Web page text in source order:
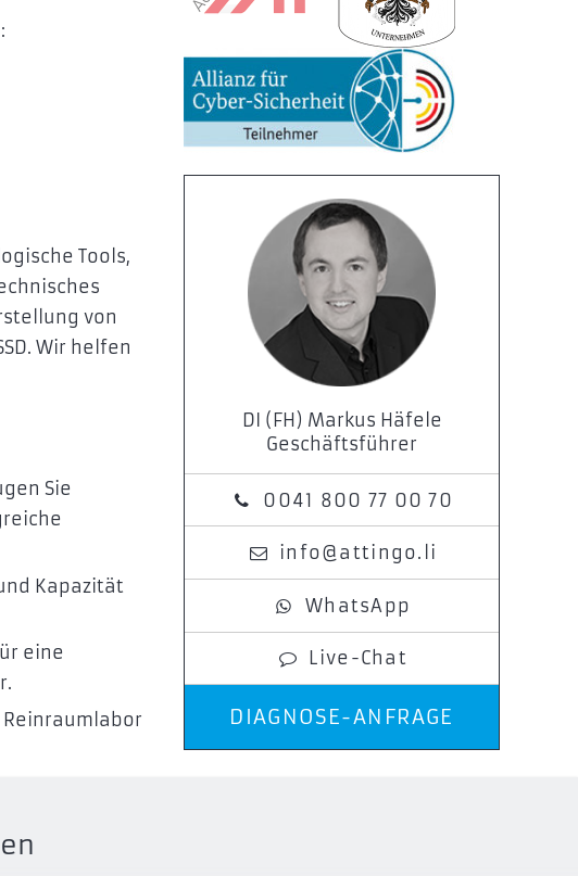
Tools,
von
Wir helfen
Sie
Kapazität
eine
DI (FH) Markus Häfele
Geschäftsführer
0041 800 77 00 70
info@attingo.li
WhatsApp
Live-Chat
DIAGNOSE-ANFRAGE